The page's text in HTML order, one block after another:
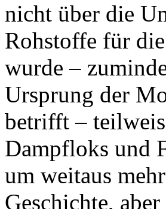
nicht über die
Rohstoffe für
wurde –
Ursprung der
betrifft –
Dampfloks und
um weitaus
Geschichte,